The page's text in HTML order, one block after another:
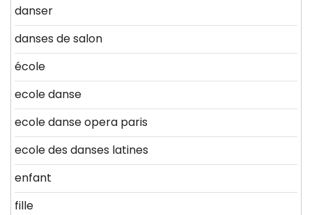
danser
danses de salon
école
ecole danse
ecole danse opera paris
ecole des danses latines
enfant
fille